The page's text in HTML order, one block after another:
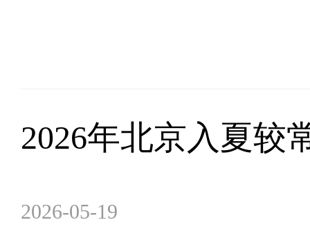
2026年北京入夏较
2026-05-19